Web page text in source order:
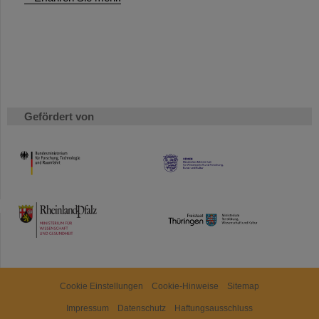
Gefördert von
HMWK
TMWWDG
Cookie Einstellungen Cookie-Hinweise Sitemap
Impressum Datenschutz Haftungsausschluss